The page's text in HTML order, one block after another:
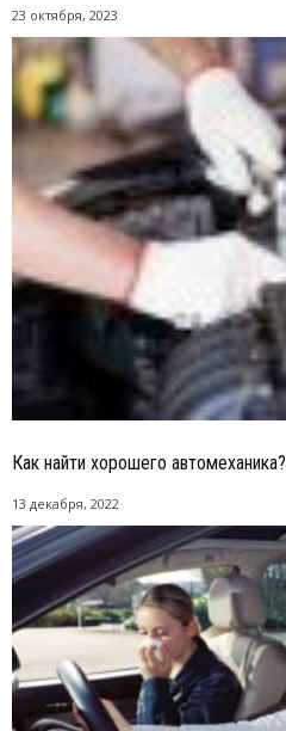
23 октября, 2023
Как найти хорошего автомеханика?
13 декабря, 2022